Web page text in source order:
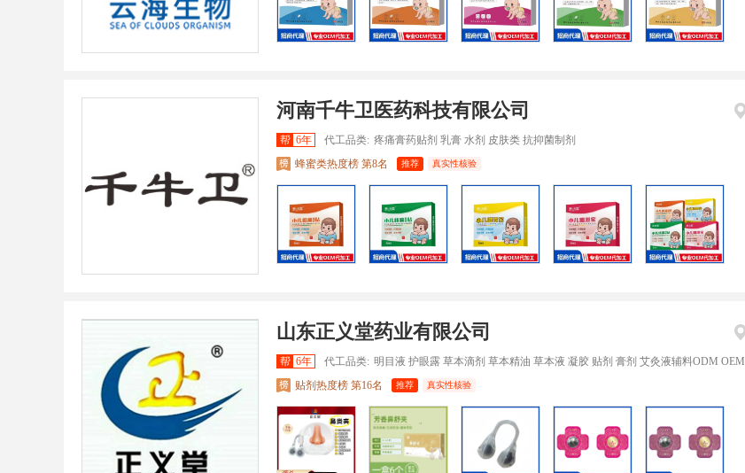
河南千牛卫医药科技有限公司
帮 6年 代工品类: 疼痛膏药贴剂 乳膏 水剂 皮肤类 抗抑菌制剂
蜂蜜类热度榜 第8名
推荐 真实性核验
山东正义堂药业有限公司
帮 6年 代工品类: 明目液 护眼露 草本滴剂 草本精油 草本液 凝胶 贴剂 膏剂 艾灸液辅料ODM OEM
贴剂热度榜 第16名
推荐 真实性核验